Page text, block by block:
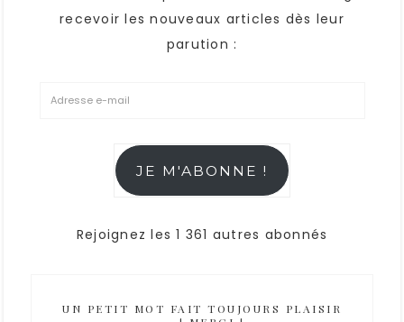
recevoir les nouveaux articles dès leur
parution :
JE M'ABONNE !
Rejoignez les 1 361 autres abonnés
UN PETIT MOT FAIT TOUJOURS PLAISIR